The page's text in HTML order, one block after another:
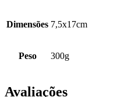
Dimensões 7,5x17cm
Peso 300g
Avaliações